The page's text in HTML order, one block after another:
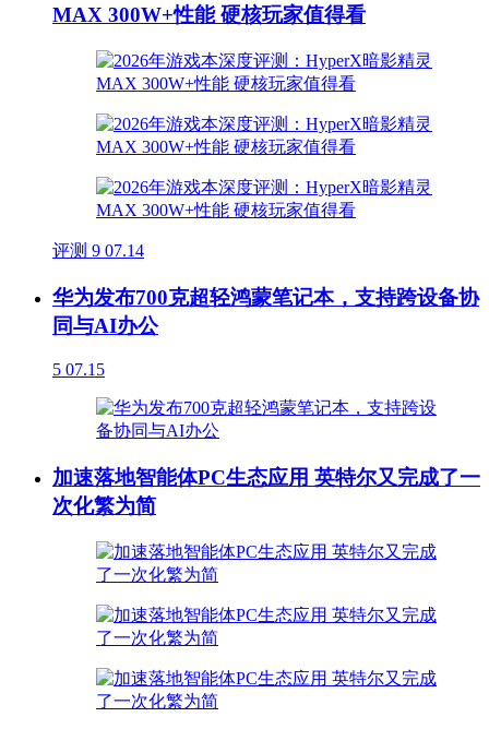
MAX 300W+性能 硬核玩家值得看
评测 9 07.14
华为发布700克超轻鸿蒙笔记本，支持跨设备协
同与AI办公
5 07.15
加速落地智能体PC生态应用 英特尔又完成了一
次化繁为简